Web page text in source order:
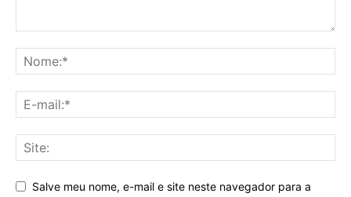
Salve meu nome, e-mail e site neste navegador para a